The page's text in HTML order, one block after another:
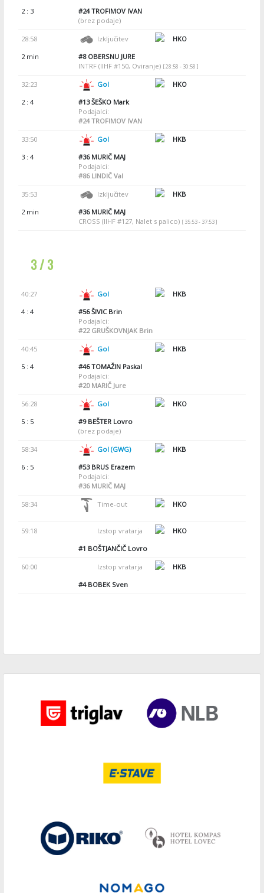
2 : 3 #24TROFIMOV IVAN
(brez podaje)
28:58 Izključitev
HKO
2 min
#8OBERSNU JURE
INTRF (IIHF #150, Oviranje) [ 28:58 - 30:58 ]
32:23 Gol
HKO
2 : 4
#13ŠEŠKO Mark
Podajalci:
#24TROFIMOV IVAN
33:50 Gol
HKB
3 : 4
#36MURIČ MAJ
Podajalci:
#86LINDIČ Val
35:53 Izključitev
HKB
2 min
#36MURIČ MAJ
CROSS (IIHF #127, Nalet s palico) [ 35:53 - 37:53 ]
3 / 3
40:27 Gol
HKB
4 : 4
#56ŠIVIC Brin
Podajalci:
#22GRUŠKOVNJAK Brin
40:45 Gol
HKB
5 : 4
#46TOMAŽIN Paskal
Podajalci:
#20MARIČ Jure
56:28 Gol
HKO
5 : 5
#9BEŠTER Lovro
(brez podaje)
58:34 Gol (GWG)
HKB
6 : 5
#53BRUS Erazem
Podajalci:
#36MURIČ MAJ
58:34 Time-out HKO
59:18 Izstop vratarja
HKO
#1 BOŠTJANČIČ Lovro
60:00 Izstop vratarja
HKB
#4BOBEK Sven